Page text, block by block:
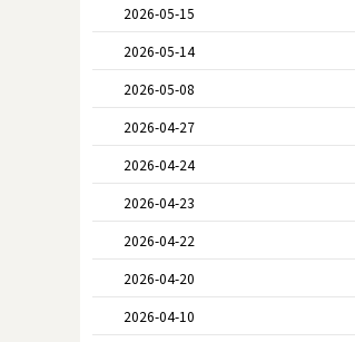
2026-05-15
2026-05-14
2026-05-08
2026-04-27
2026-04-24
2026-04-23
2026-04-22
2026-04-20
2026-04-10